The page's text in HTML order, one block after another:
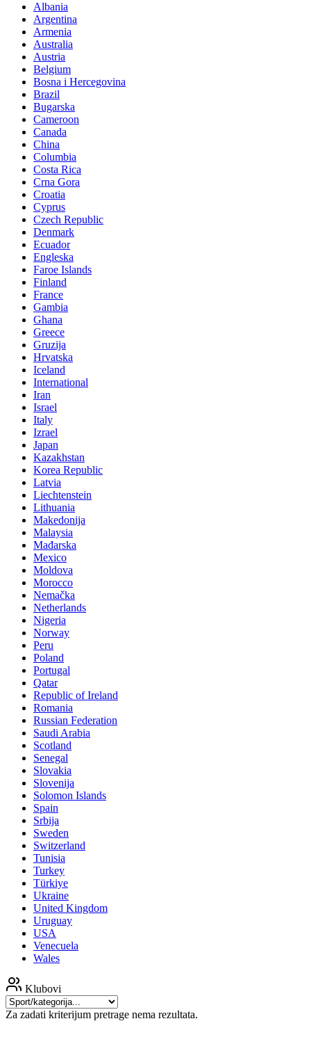
Albania
Argentina
Armenia
Australia
Austria
Belgium
Bosna i Hercegovina
Brazil
Bugarska
Cameroon
Canada
China
Columbia
Costa Rica
Crna Gora
Croatia
Cyprus
Czech Republic
Denmark
Ecuador
Engleska
Faroe Islands
Finland
France
Gambia
Ghana
Greece
Gruzija
Hrvatska
Iceland
International
Iran
Israel
Italy
Izrael
Japan
Kazakhstan
Korea Republic
Latvia
Liechtenstein
Lithuania
Makedonija
Malaysia
Mađarska
Mexico
Moldova
Morocco
Nemačka
Netherlands
Nigeria
Norway
Peru
Poland
Portugal
Qatar
Republic of Ireland
Romania
Russian Federation
Saudi Arabia
Scotland
Senegal
Slovakia
Slovenija
Solomon Islands
Spain
Srbija
Sweden
Switzerland
Tunisia
Turkey
Türkiye
Ukraine
United Kingdom
Uruguay
USA
Venecuela
Wales
Klubovi
Za zadati kriterijum pretrage nema rezultata.